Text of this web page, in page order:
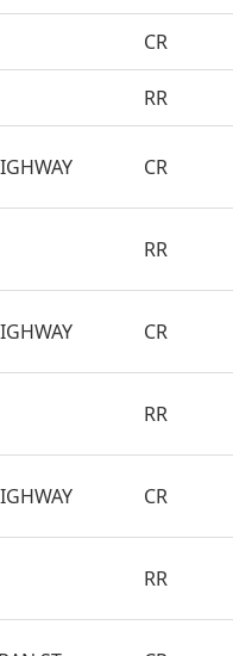
CR
RR
CR
RR
CR
RR
CR
RR